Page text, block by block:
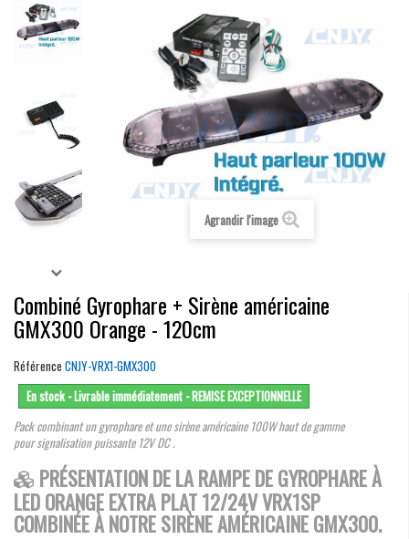
Agrandir l'image
Combiné Gyrophare + Sirène américaine
GMX300 Orange - 120cm
Référence CNJY-VRX1-GMX300
En stock - Livrable immédiatement - REMISE EXCEPTIONNELLE
Pack combinant un gyrophare et une sirène américaine 100W haut de gamme
pour signalisation puissante 12V DC .
PRÉSENTATION DE LA RAMPE DE GYROPHARE À
LED ORANGE EXTRA PLAT 12/24V VRX1SP
COMBINÉE À NOTRE SIRÈNE AMÉRICAINE GMX300.